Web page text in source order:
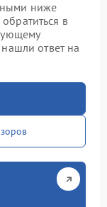
ниже
в
ответ на